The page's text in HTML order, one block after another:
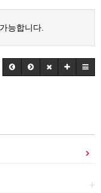
능합니다.
+